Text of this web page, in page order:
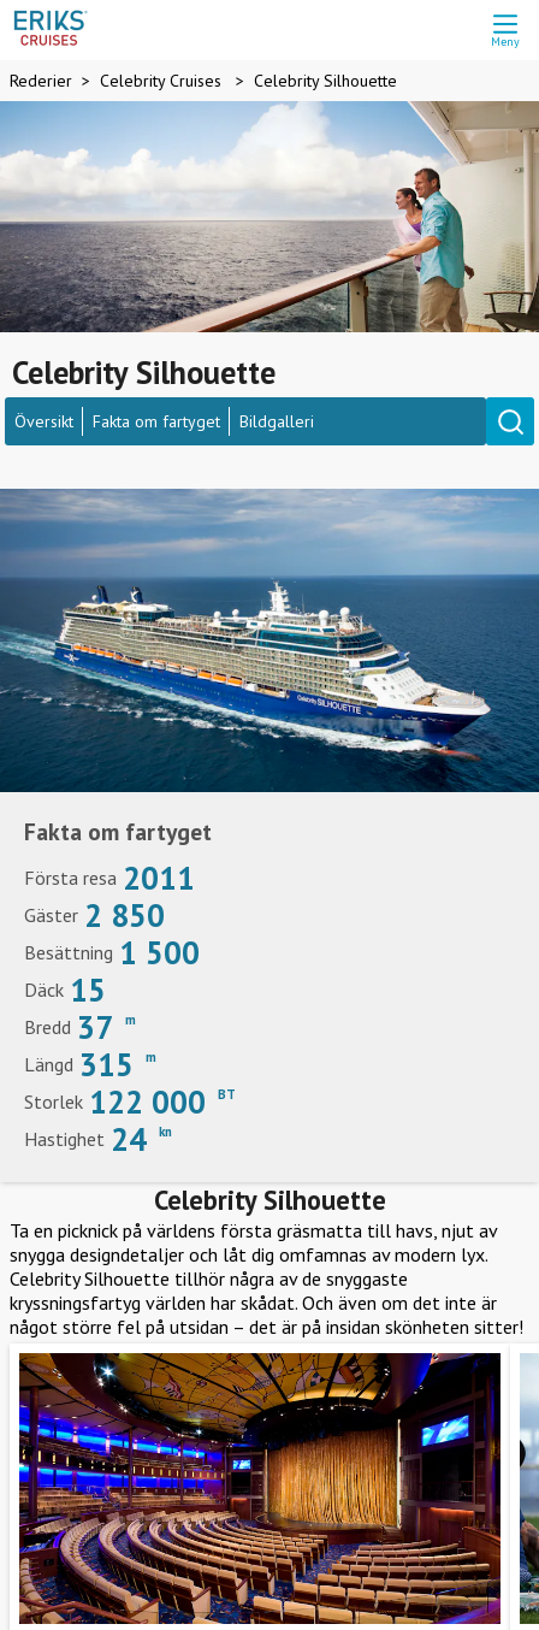
Meny
Rederier Celebrity Cruises Celebrity Silhouette
Celebrity Silhouette
Översikt Fakta om fartyget Bildgalleri
Fakta om fartyget
Första resa 2011
Gäster 2 850
Besättning 1 500
Däck 15
Bredd 37 m
Längd 315 m
Storlek 122 000 BT
Hastighet 24 kn
Celebrity Silhouette
Ta en picknick på världens första gräsmatta till havs, njut av
snygga designdetaljer och låt dig omfamnas av modern lyx.
Celebrity Silhouette tillhör några av de snyggaste
kryssningsfartyg världen har skådat. Och även om det inte är
något större fel på utsidan – det är på insidan skönheten sitter!